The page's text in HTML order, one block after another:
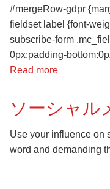
#mergeRow-gdpr
fieldset label {font-
subscribe-form
0px;padding-
Read more
ス
レ
ソーシャル
Use your influence on
word and demanding